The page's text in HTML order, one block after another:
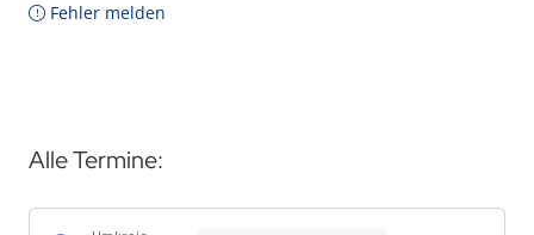
Fehler melden
Alle Termine: